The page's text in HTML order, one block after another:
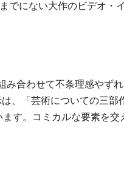
にない大作のビデオ・
合わせて不条理感やず
、「芸術についての三
。コミカルな要素を交